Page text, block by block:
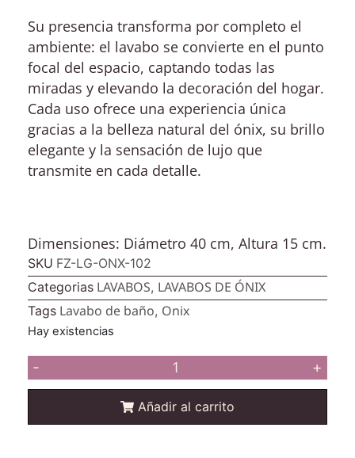
Su presencia transforma por completo el
ambiente: el lavabo se convierte en el punto
focal del espacio, captando todas las
miradas y elevando la decoración del hogar.
Cada uso ofrece una experiencia única
gracias a la belleza natural del ónix, su brillo
elegante y la sensación de lujo que
transmite en cada detalle.
Dimensiones: Diámetro 40 cm, Altura 15 cm.
SKU FZ-LG-ONX-102
Categorias LAVABOS, LAVABOS DE ÓNIX
Tags Lavabo de baño, Onix
Hay existencias
- +
Añadir al carrito